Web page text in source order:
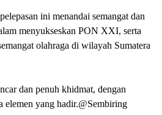
ini menandai semangat dan
menyukseskan PON XXI, serta
olahraga di wilayah Sumatera
dan penuh khidmat, dengan
elemen yang hadir.@Sembiring